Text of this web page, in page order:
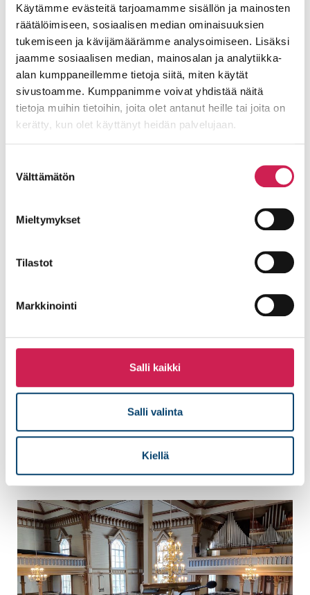
Käytämme evästeitä tarjoamamme sisällön ja mainosten
räätälöimiseen, sosiaalisen median ominaisuuksien
tukemiseen ja kävijämäärämme analysoimiseen. Lisäksi
jaamme sosiaalisen median, mainosalan ja analytiikka-
alan kumppaneillemme tietoja siitä, miten käytät
sivustoamme. Kumppanimme voivat yhdistää näitä
tietoja muihin tietoihin, joita olet antanut heille tai joita on
kerätty, kun olet käyttänyt heidän palvelujaan.
valinta
Välttämätön
Mieltymykset
Tilastot
Markkinointi
Salli kaikki
Salli valinta
Kiellä
Päijät-Hämeessä, Lahden tuntumassa
sijaitsevan Orimattilan seurakunnan siteet
Studiotecin kanssa solmittiin jo reilut viisitoista
vuotta sitten, kun Orimattilan vuonna 1866
valmistuneeseen
Lue lisää
Pyhän Laurin kirkko – Keskiajalta
Studiotec toimitti 1400-luvun lopulla
rakennettuun suojelukohteeseen
täsmäkaiuttimilla varustetut
Lue lisää